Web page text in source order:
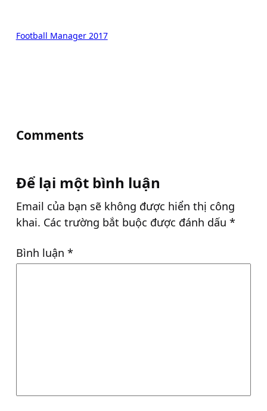
Football Manager 2017
Comments
Để lại một bình luận
Email của bạn sẽ không được hiển thị công
khai. Các trường bắt buộc được đánh dấu *
Bình luận *